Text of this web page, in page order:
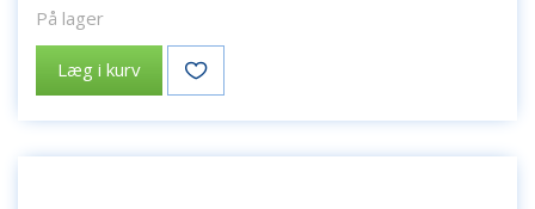
På lager
Læg i kurv